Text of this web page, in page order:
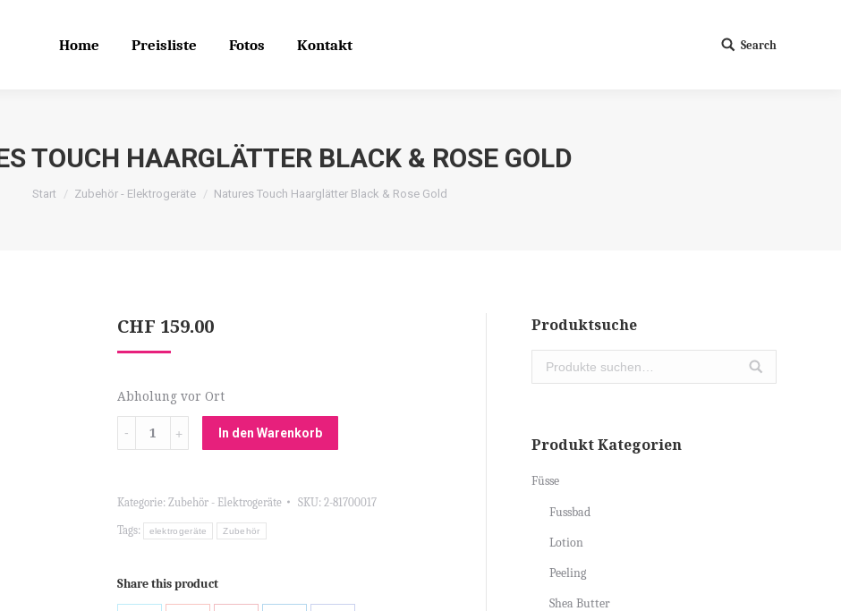
Home Preisliste Fotos Kontakt Search:
Search
TOUCH HAARGLÄTTER BLACK & ROSE GOLD
Start Zubehör - Elektrogeräte Natures Touch Haarglätter Black & Rose Gold
CHF 159.00
Abholung vor Ort
Menge
In den Warenkorb
Kategorie: Zubehör - Elektrogeräte SKU: 2-81700017
Tags: elektrogeräte Zubehör
Share this product
Produktsuche
Produkt Kategorien
Füsse
Fussbad
Lotion
Peeling
Shea Butter